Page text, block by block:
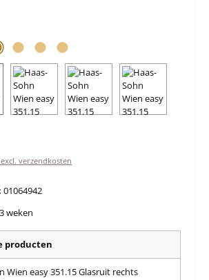
verzendkosten
01064942
weken
producten
Wien easy 351.15 Glasruit rechts